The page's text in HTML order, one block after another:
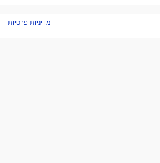
מדיניות פרטיות